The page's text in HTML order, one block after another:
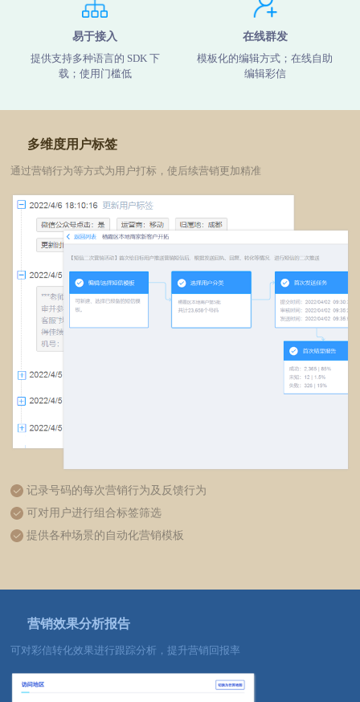
易于接入
提供支持多种语言的 SDK 下
载；使用门槛低
在线群发
模板化的编辑方式；在线自助
编辑彩信
多维度用户标签
通过营销行为等方式为用户打标，使后续营销更加精准
记录号码的每次营销行为及反馈行为
可对用户进行组合标签筛选
提供各种场景的自动化营销模板
营销效果分析报告
可对彩信转化效果进行跟踪分析，提升营销回报率